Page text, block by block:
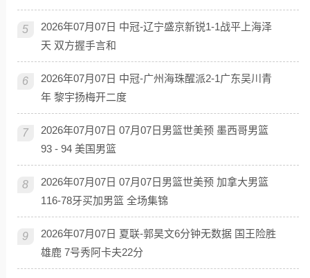
5
2026年07月07日 中冠-辽宁盛京新锐1-1战平上海泽
天 双方握手言和
6
2026年07月07日 中冠-广州海珠醒派2-1广东吴川青
年 黎宇扬梅开二度
7
2026年07月07日 07月07日男篮世美预 墨西哥男篮
93 - 94 美国男篮
8
2026年07月07日 07月07日男篮世美预 加拿大男篮
116-78牙买加男篮 全场集锦
9
2026年07月07日 夏联-郭昊文6分钟无数据 国王险胜
雄鹿 7号秀阿卡夫22分